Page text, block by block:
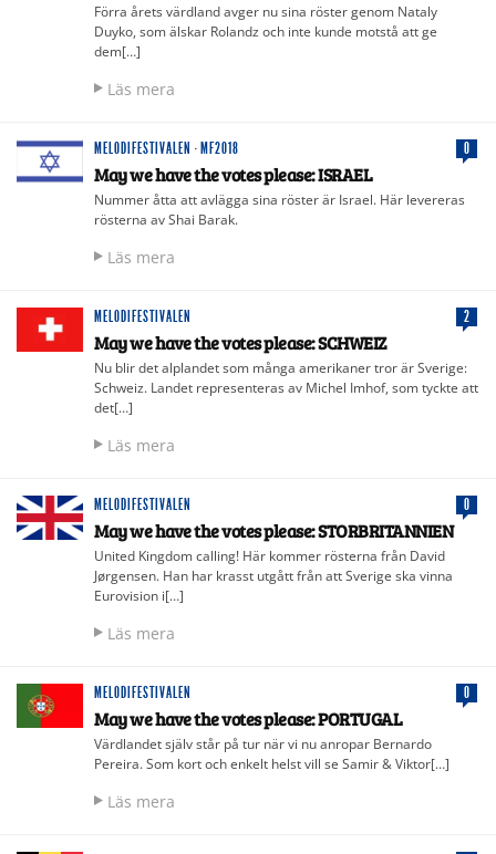
Förra årets värdland avger nu sina röster genom Nataly
Duyko, som älskar Rolandz och inte kunde motstå att ge
dem[…]
Läs mera
MELODIFESTIVALEN · MF2018 0
May we have the votes please: ISRAEL
Nummer åtta att avlägga sina röster är Israel. Här levereras
rösterna av Shai Barak.
Läs mera
MELODIFESTIVALEN 2
May we have the votes please: SCHWEIZ
Nu blir det alplandet som många amerikaner tror är Sverige:
Schweiz. Landet representeras av Michel Imhof, som tyckte att
det[…]
Läs mera
MELODIFESTIVALEN 0
May we have the votes please: STORBRITANNIEN
United Kingdom calling! Här kommer rösterna från David
Jørgensen. Han har krasst utgått från att Sverige ska vinna
Eurovision i[…]
Läs mera
MELODIFESTIVALEN 0
May we have the votes please: PORTUGAL
Värdlandet själv står på tur när vi nu anropar Bernardo
Pereira. Som kort och enkelt helst vill se Samir & Viktor[…]
Läs mera